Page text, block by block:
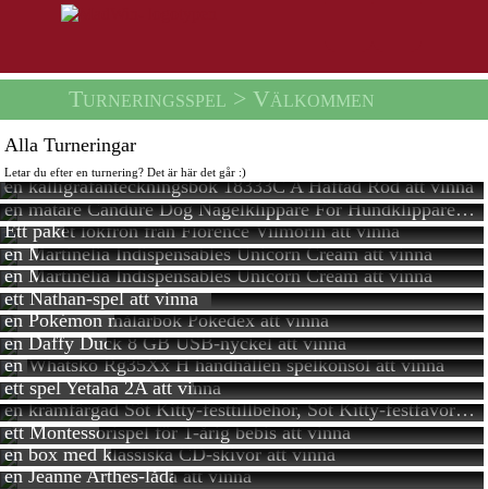
Turneringsspel > Välkommen
Alla Turneringar
Letar du efter en turnering? Det är här det går :)
en kalligrafanteckningsbok 18333C A Häftad Rödatt vinna
en matare Candure Dog Nagelklippare För Hundklippare Och Nagelklippare
Ett paket lökfrön från Florence Vilmorinatt vinna
en Martinelia Indispensables Unicorn Creamatt vinna
en Martinelia Indispensables Unicorn Creamatt vinna
ett Nathan-spelatt vinna
en Pokémon målarbok Pokédexatt vinna
en Daffy Duck 8 GB USB-nyckelatt vinna
en Whatsko Rg35Xx H handhållen spelkonsolatt vinna
ett spel Yetaha 2Aatt vinna
en krämfärgad Söt Kitty-festtillbehör, Söt Kitty-festfavoriter, Söt Kitty ingår, Söt Kitty-resår, Söt Kitty-nyckelring
ett Montessorispel för 1-årig bebisatt vinna
en box med klassiska CD-skivoratt vinna
en Jeanne Arthes-lådaatt vinna